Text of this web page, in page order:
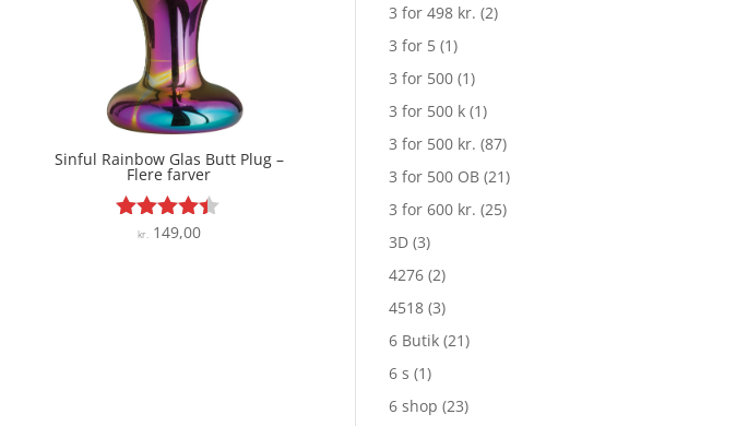
Sinful Rainbow Glas Butt Plug –
Flere farver
Vurderet
kr.149,00
3 for 498 kr. (2)
3 for 5 (1)
3 for 500 (1)
3 for 500 k (1)
3 for 500 kr. (87)
3 for 500 OB (21)
3 for 600 kr. (25)
3D (3)
4276 (2)
4518 (3)
6 Butik (21)
6 s (1)
6 shop (23)